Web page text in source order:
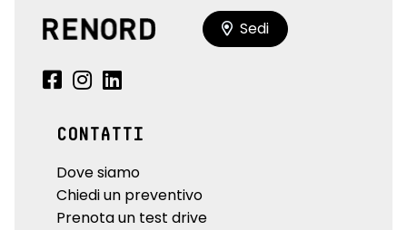
Sedi
CONTATTI
Dove siamo
Chiedi un preventivo
Prenota un test drive